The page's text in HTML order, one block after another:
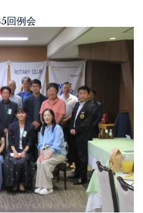
回例会